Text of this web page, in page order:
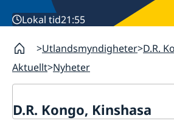
Lokal tid21:55
Utlandsmyndigheter D.R.
Aktuellt Nyheter
D.R. Kongo, Kinshasa